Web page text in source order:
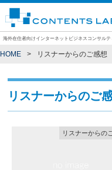
海外在住者向けインターネットビジネスコンサル
HOME リスナーからのご感想
リスナーからのご
リスナーからの